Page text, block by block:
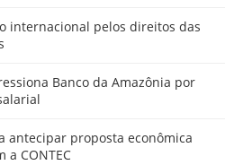
internacional pelos direitos das
Banco da Amazônia por
antecipar proposta econômica
a CONTEC